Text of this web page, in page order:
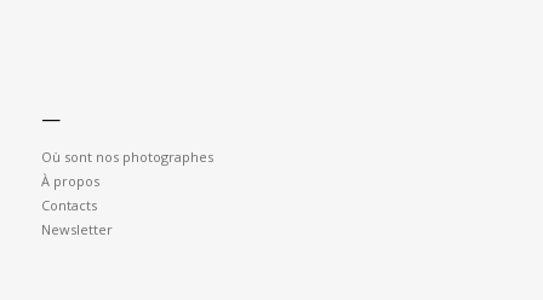
—
Où sont nos photographes
À propos
Contacts
Newsletter